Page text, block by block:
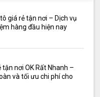
giá rẻ tận nơi – Dịch vụ
hàng đầu hiện nay
nơi OK Rất Nhanh –
và tối ưu chi phí cho